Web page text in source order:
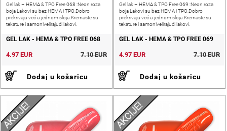
Gel lak – HEMA & TPO Free 068 :Neon roza
boja Lakovi su bez HEMA i TPO.Dobro
prekrivaju već u jednom sloju.Kremaste su
teksture i samonivelirajući lakovi.
GEL LAK - HEMA & TPO FREE 068
4.97 EUR 7.10 EUR
Dodaj u košaricu
Gel lak – HEMA & TPO Free 069 :Neon roza
boja Lakovi su bez HEMA i TPO.Dobro
prekrivaju već u jednom sloju.Kremaste su
teksture i samonivelirajući lakovi.
GEL LAK - HEMA & TPO FREE 069
4.97 EUR 7.10 EUR
Dodaj u košaricu
AKCIJE! AKCIJE!